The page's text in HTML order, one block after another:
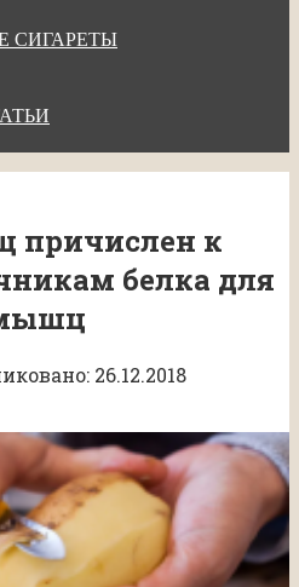
СИГАРЕТЫ
причислен к
белка для
26.12.2018